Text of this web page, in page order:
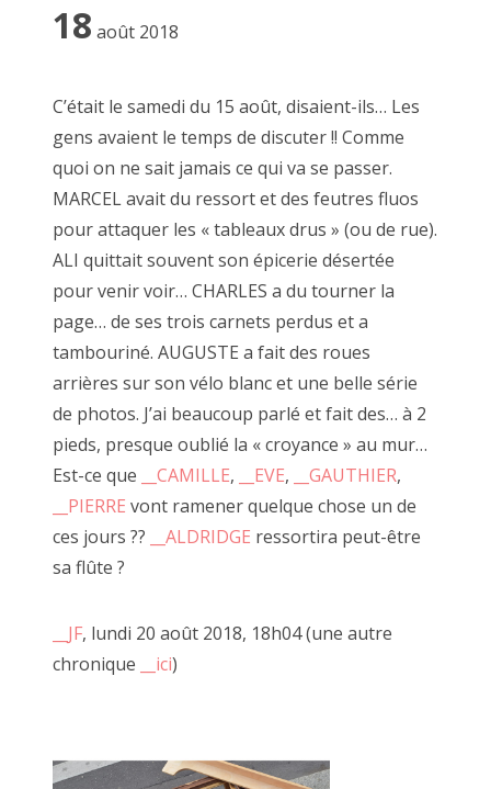
2015 juillet
2015 juin
2015 mai
2015 avril
2015 mars
2015 février
2015 janvier
2014 décembre
octobre, novembre 2014
Recherche
18 août 2018
C’était le samedi du 15 août, disaient-ils… Les
gens avaient le temps de discuter !! Comme
quoi on ne sait jamais ce qui va se passer.
MARCEL avait du ressort et des feutres fluos
pour attaquer les « tableaux drus » (ou de rue).
ALI quittait souvent son épicerie désertée
pour venir voir… CHARLES a du tourner la
page… de ses trois carnets perdus et a
tambouriné. AUGUSTE a fait des roues
arrières sur son vélo blanc et une belle série
de photos. J’ai beaucoup parlé et fait des… à 2
pieds, presque oublié la « croyance » au mur…
Est-ce que
__CAMILLE, __EVE, __GAUTHIER,
__PIERRE vont ramener quelque chose un de
ces jours ??
__ALDRIDGE ressortira peut-être
sa flûte ?
__JF, lundi 20 août 2018, 18h04 (une autre
chronique
__ici)
Encadré doré, 29 juin 2019
Jf ne manque pas d'imagination pour vous
Toutes ces expériences, jeux et
vous inviter à tirer ce fil rouge de
au jeu de la création.
C'est à travers ce processus qu'à côté
__tableaux de Marcel
performances de claquettes.